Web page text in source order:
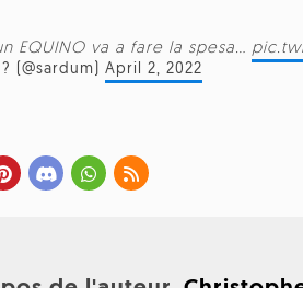
EQUINO va a fare la spesa…
(@sardum) April 2, 2022